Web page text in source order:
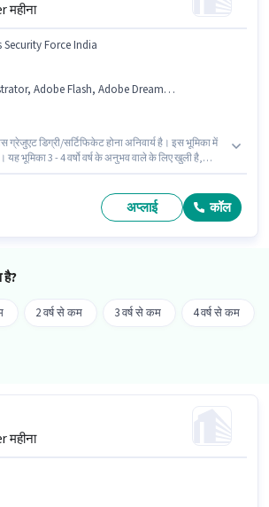
महीना
Security Force India
Adobe DreamWeaver, CorelDraw, Adobe Photoshop, HTML/CSS ग्राफिक डिज़ाइन
ग्रेजुएट डिग्री/सर्टिफिकेट होना अनिवार्य है। इस भूमिका में
भूमिका 3 - 4 वर्षो वर्ष के अनुभव वाले के लिए खुली है,
है। यह नौकरी बदलापुर, मुंबई में स्थित है। Modern Veer
ग्राफिक / वेब डिजाइनर श्रेणी में ग्राफिक डिजाइनर पद के
अप्लाई कॉल
2 वर्ष से कम 3 वर्ष से कम 4 वर्ष से कम
महीना